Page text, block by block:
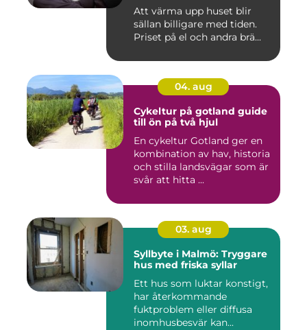
Att värma upp huset blir
sällan billigare med tiden.
Priset på el och andra brä...
04. aug
Cykeltur på gotland guide
till ön på två hjul
En cykeltur Gotland ger en
kombination av hav, historia
och stilla landsvägar som är
svår att hitta ...
03. aug
Syllbyte i Malmö: Tryggare
hus med friska syllar
Ett hus som luktar konstigt,
har återkommande
fuktproblem eller diffusa
inomhusbesvär kan...